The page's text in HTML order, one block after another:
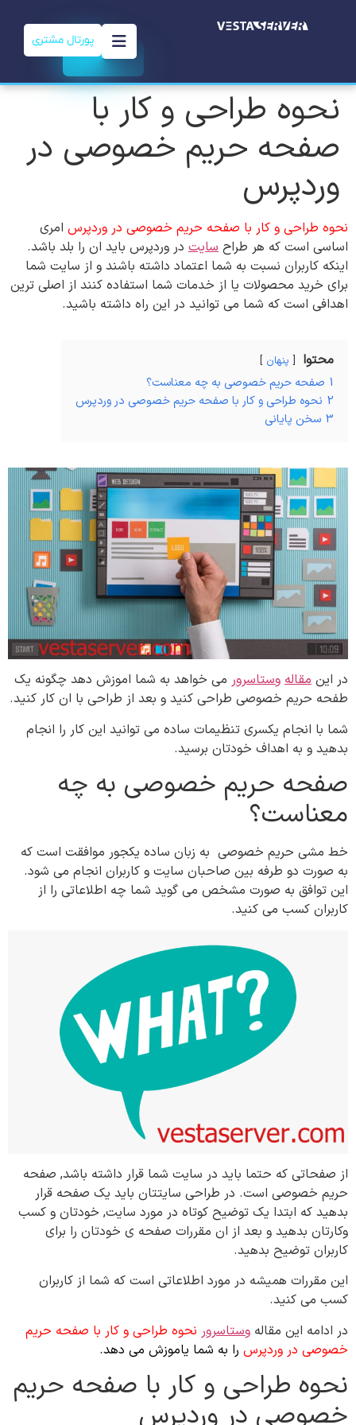
پورتال مشتری
نحوه طراحی و کار با
صفحه حریم خصوصی در
وردپرس
نحوه طراحی و کار با صفحه حریم خصوصی در وردپرس امری
اساسی است که هر طراح سایت در وردپرس باید ان را بلد باشد.
اینکه کاربران نسبت به شما اعتماد داشته باشند و از سایت شما
برای خرید محصولات یا از خدمات شما استفاده کنند از اصلی ترین
اهدافی است که شما می توانید در این راه داشته باشید.
محتوا پنهان
1 صفحه حریم خصوصی به چه معناست؟
2 نحوه طراحی و کار با صفحه حریم خصوصی در وردپرس
3 سخن پایانی
در این مقاله وستاسرور می خواهد به شما اموزش دهد چگونه یک
طفحه حریم خصوصی طراحی کنید و بعد از طراحی با ان کار کنید.
شما با انجام یکسری تنظیمات ساده می توانید این کار را انجام
بدهید و به اهداف خودتان برسید.
صفحه حریم خصوصی به چه
معناست؟
خط مشی حریم خصوصی به زبان ساده یکجور موافقت است که
به صورت دو طرفه بین صاحبان سایت و کاربران انجام می شود.
این توافق به صورت مشخص می گوید شما چه اطلاعاتی را از
کاربران کسب می کنید.
از صفحاتی که حتما باید در سایت شما قرار داشته باشد, صفحه
حریم خصوصی است. در طراحی سایتتان باید یک صفحه قرار
بدهید که ابتدا یک توضیح کوتاه در مورد سایت, خودتان و کسب
وکارتان بدهید و بعد از ان مقررات صفحه ی خودتان را برای
کاربران توضیح بدهید.
این مقررات همیشه در مورد اطلاعاتی است که شما از کاربران
کسب می کنید.
در ادامه این مقاله وستاسرور نحوه طراحی و کار با صفحه حریم
خصوصی در وردپرس را به شما یاموزش می دهد.
نحوه طراحی و کار با صفحه حریم
خصوصی در وردپرس